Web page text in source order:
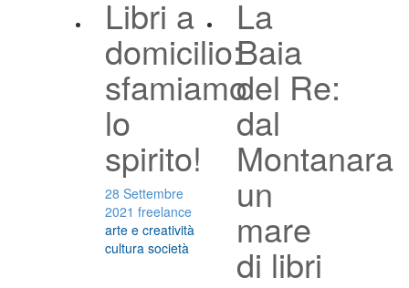
Libri a
domicilio:
sfamiamo
lo
spirito!
28 Settembre
2021 freelance
arte e creatività
cultura società
La
Baia
del Re:
dal
Montanara
un
mare
di libri